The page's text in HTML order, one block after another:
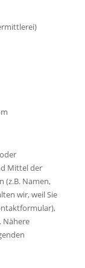
Mittel der
(z.B. Namen,
wir, weil Sie
Nähere